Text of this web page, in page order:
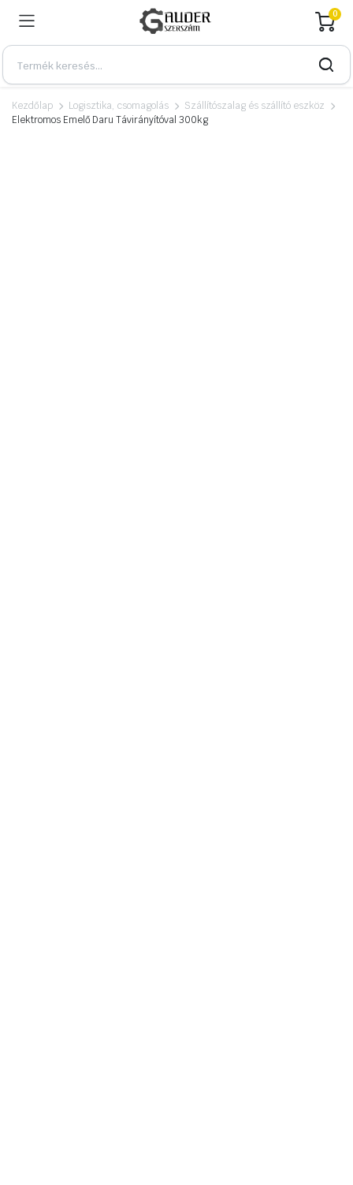
0
Kezdőlap Logisztika, csomagolás
Szállítószalag és szállító eszköz
Elektromos Emelő Daru Távirányítóval 300kg